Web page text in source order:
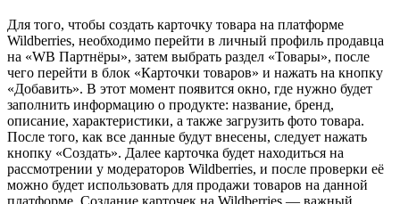
Для того, чтобы создать карточку товара на платформе
Wildberries, необходимо перейти в личный профиль продавца
на «WB Партнёры», затем выбрать раздел «Товары», после
чего перейти в блок «Карточки товаров» и нажать на кнопку
«Добавить». В этот момент появится окно, где нужно будет
заполнить информацию о продукте: название, бренд,
описание, характеристики, а также загрузить фото товара.
После того, как все данные будут внесены, следует нажать
кнопку «Создать». Далее карточка будет находиться на
рассмотрении у модераторов Wildberries, и после проверки её
можно будет использовать для продажи товаров на данной
платформе. Создание карточек на Wildberries — важный